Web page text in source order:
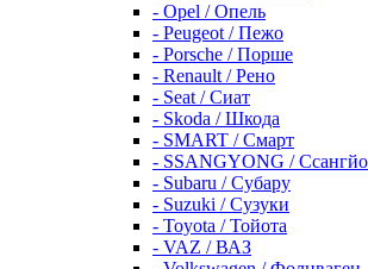
- Opel / Опель
- Peugeot / Пежо
- Porsche / Порше
- Renault / Рено
- Seat / Сиат
- Skoda / Шкода
- SMART / Смарт
- SSANGYONG /
- Subaru / Субару
- Suzuki / Сузуки
- Toyota / Тойота
- VAZ / ВАЗ